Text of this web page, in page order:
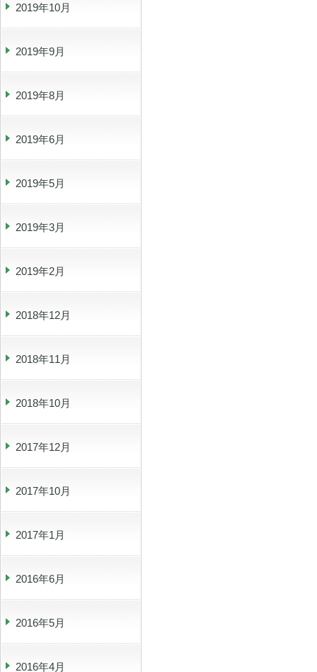
2019年10月
2019年9月
2019年8月
2019年6月
2019年5月
2019年3月
2019年2月
2018年12月
2018年11月
2018年10月
2017年12月
2017年10月
2017年1月
2016年6月
2016年5月
2016年4月